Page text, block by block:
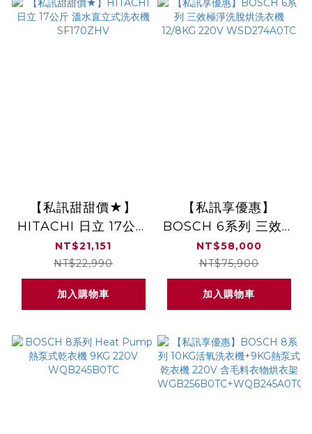
【私訊甜甜價★】
HITACHI 日立 17公斤
溫水直立式洗衣機
SF170ZHV
NT$21,151
NT$22,990
加入購物車
【私訊享優惠】
BOSCH 6系列 三效極
淨洗脫烘洗衣機
12/8KG 220V
WSD274A0TC
NT$58,000
NT$75,900
加入購物車